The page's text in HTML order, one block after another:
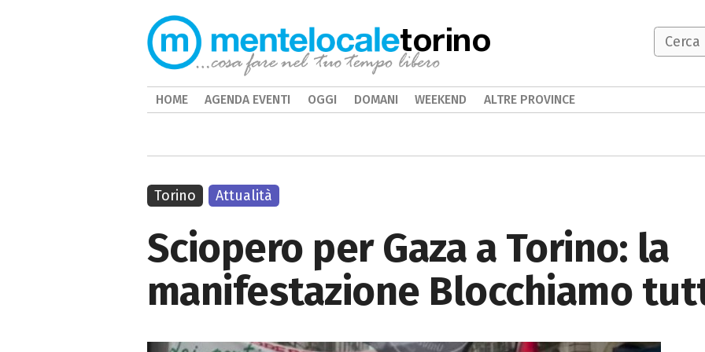
Sciopero per Gaza a Torino: la
manifestazione Blocchiamo
Torino Attualità
torino
HOME AGENDA EVENTI OGGI DOMANI WEEKEND ALTRE PROVINCE